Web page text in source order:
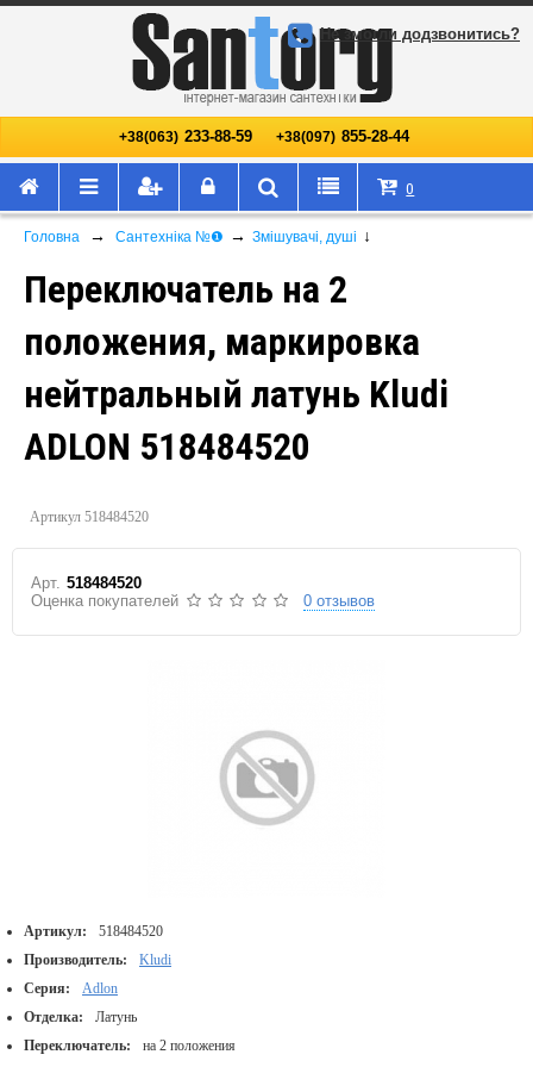
+38(063) 233-88-59 +38(097) 855-28-44
Не змогли додзвонитись?
0
Головна → Сантехніка №❶ → Змішувачі, душі ↓
Переключатель на 2
положения, маркировка
нейтральный латунь Kludi
ADLON 518484520
Артикул 518484520
Арт. 518484520
Оценка покупателей
0 отзывов
Артикул:
518484520
Производитель:
Kludi
Серия:
Adlon
Отделка:
Латунь
Переключатель:
на 2 положения